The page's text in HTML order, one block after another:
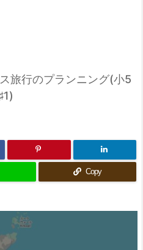
旅行のプランニング(小5
Copy